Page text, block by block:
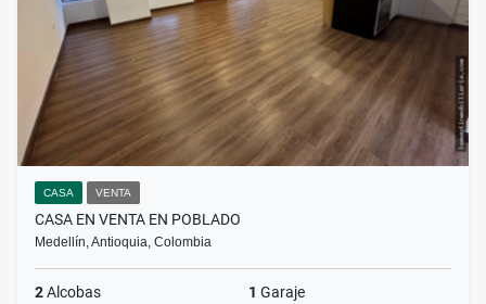
CASA VENTA
CASA EN VENTA EN POBLADO
Medellín, Antioquia, Colombia
2Alcobas 1 Garaje